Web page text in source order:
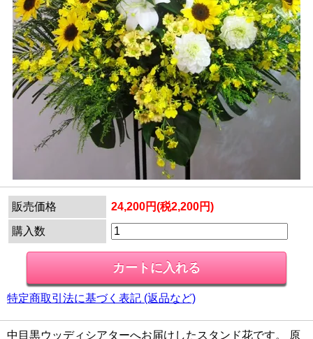
販売価格 24,200円(税2,200円)
購入数
特定商取引法に基づく表記 (返品など)
中目黒ウッディシアターへお届けしたスタンド花です。 原